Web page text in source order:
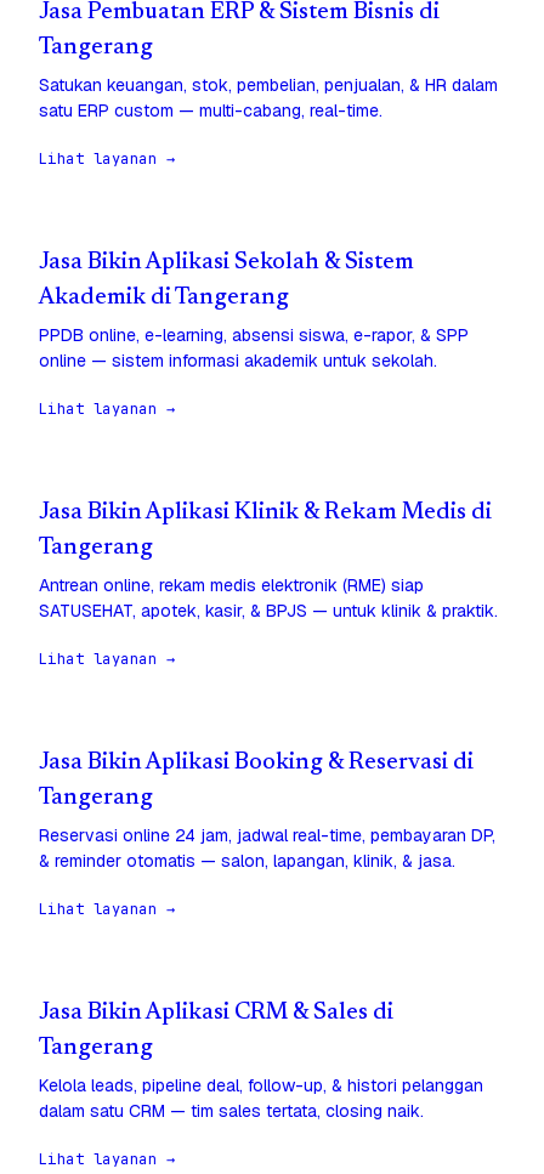
Jasa Pembuatan ERP & Sistem Bisnis di
Tangerang
Satukan keuangan, stok, pembelian, penjualan, & HR dalam
satu ERP custom — multi-cabang, real-time.
Lihat layanan →
Jasa Bikin Aplikasi Sekolah & Sistem
Akademik di Tangerang
PPDB online, e-learning, absensi siswa, e-rapor, & SPP
online — sistem informasi akademik untuk sekolah.
Lihat layanan →
Jasa Bikin Aplikasi Klinik & Rekam Medis di
Tangerang
Antrean online, rekam medis elektronik (RME) siap
SATUSEHAT, apotek, kasir, & BPJS — untuk klinik & praktik.
Lihat layanan →
Jasa Bikin Aplikasi Booking & Reservasi di
Tangerang
Reservasi online 24 jam, jadwal real-time, pembayaran DP,
& reminder otomatis — salon, lapangan, klinik, & jasa.
Lihat layanan →
Jasa Bikin Aplikasi CRM & Sales di
Tangerang
Kelola leads, pipeline deal, follow-up, & histori pelanggan
dalam satu CRM — tim sales tertata, closing naik.
Lihat layanan →